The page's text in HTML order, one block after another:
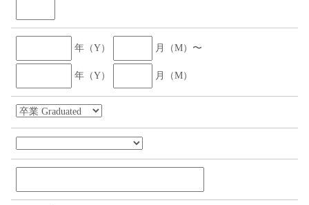
年（Y） 月（M）〜
年（Y） 月（M）